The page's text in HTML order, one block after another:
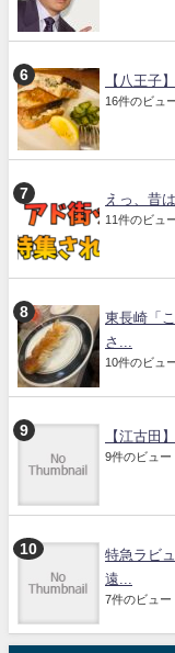
【八王子
16件のビュ
えっ、昔
11件のビュ
東長崎「
さ...
10件のビュ
【江古田
9件のビュー
特急ラビ
遠...
7件のビュー